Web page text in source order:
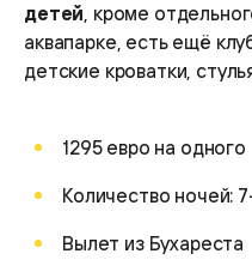
детей, кроме
аквапарке, есть ещё
детские кроватки,
1295 евро на одного
Количество ночей:
Вылет из Бухареста